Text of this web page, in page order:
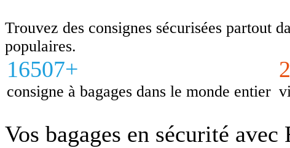
Trouvez des consignes sécurisées partout
populaires.
16507+
consigne à bagages dans le monde entier
Vos bagages en sécurité avec